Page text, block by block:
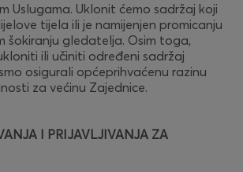
Uslugama. Uklonit ćemo sadržaj koji
tijela ili je namijenjen promicanju
šokiranju gledatelja. Osim toga,
ili učiniti određeni sadržaj
osigurali općeprihvaćenu razinu
za većinu Zajednice.
I PRIJAVLJIVANJA ZA